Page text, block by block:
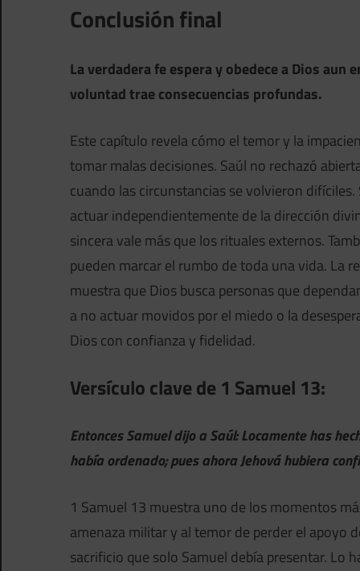
Conclusión final
La verdadera fe espera y obedece a Dios
voluntad trae consecuencias profundas.
Este capítulo revela cómo el temor y la
tomar malas decisiones. Saúl no rechazó
cuando las circunstancias se volvieron
actuar independientemente de la dirección
sincera vale más que los rituales externos.
pueden marcar el rumbo de toda una vida. La
muestra que Dios busca personas que
a no actuar movidos por el miedo o la
Dios con confianza y fidelidad.
Versículo clave de 1 Samuel 13:
Entonces Samuel dijo a Saúl: Locamente has
había ordenado; pues ahora Jehová hubiera
1 Samuel 13 muestra uno de los momentos
amenaza militar y al temor de perder el apoyo
sacrificio que solo Samuel debía presentar. Lo